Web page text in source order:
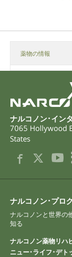
薬物の情報
ナルコノン･イン
7065 Hollywood
States
ナルコノン･プロ
ナルコノンと世界の
知る
ナルコノン薬物リハ
ニュー･ライフ･デト